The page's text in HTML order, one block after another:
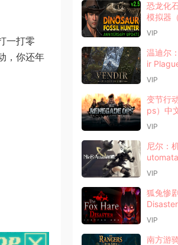
一打零
，你还年
恐龙化
模拟器
Hunter
VIP
温迪尔
ir
VIP
变节行
ps）中
VIP
尼尔：
VIP
狐兔惨
中文版
VIP
南方游